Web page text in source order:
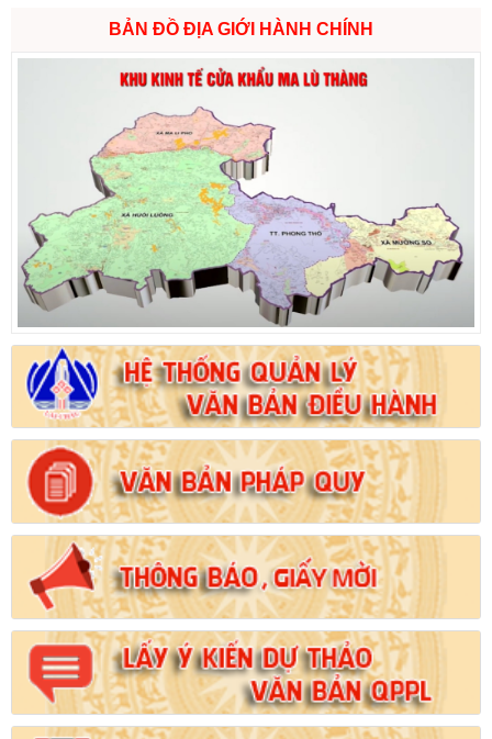
BẢN ĐỒ ĐỊA GIỚI HÀNH CHÍNH